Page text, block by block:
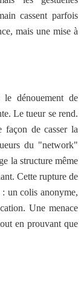
cassent parfois
mais une mise à
dénouement de
Le tueur se rend.
façon de casser la
du "network"
la structure même
Cette rupture de
: un colis anonyme,
Une menace
en prouvant que